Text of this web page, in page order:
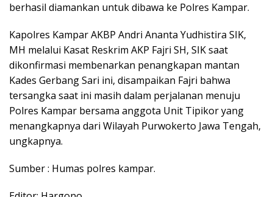
berhasil diamankan untuk dibawa ke Polres Kampar.
Kapolres Kampar AKBP Andri Ananta Yudhistira SIK,
MH melalui Kasat Reskrim AKP Fajri SH, SIK saat
dikonfirmasi membenarkan penangkapan mantan
Kades Gerbang Sari ini, disampaikan Fajri bahwa
tersangka saat ini masih dalam perjalanan menuju
Polres Kampar bersama anggota Unit Tipikor yang
menangkapnya dari Wilayah Purwokerto Jawa Tengah,
ungkapnya.
Sumber : Humas polres kampar.